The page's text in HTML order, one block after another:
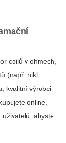
coilů v ohmech,
(např. nikl,
kvalitní výrobci
online,
uživatelů, abyste